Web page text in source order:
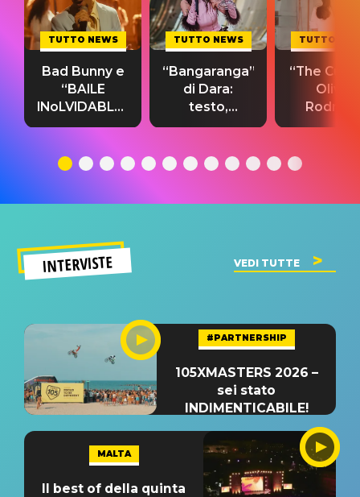
TUTTO NEWS
Bad Bunny e
“BAILE
INoLVIDABLE”:
testo,
significato
TUTTO NEWS
“Bangaranga”
di Dara:
testo,
traduzione e
del singolo
TUTTO
“The
Olivia
testo,
INTERVISTE VEDI TUTTE
#PARTNERSHIP
105XMASTERS 2026 –
sei stato
INDIMENTICABILE!
MALTA
Il best of della quinta